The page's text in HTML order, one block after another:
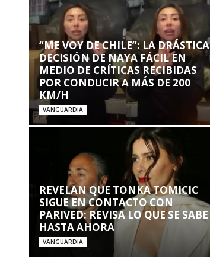
“ME VOY DE CHILE”: LA DRÁSTICA
DECISIÓN DE NAYA FÁCIL EN
MEDIO DE CRÍTICAS RECIBIDAS
POR CONDUCIR A MÁS DE 200
KM/H
VANGUARDIA
REVELAN QUE TONKA TOMICIC
SIGUE EN CONTACTO CON
PARIVED: REVISA LO QUE SE SABE
HASTA AHORA
VANGUARDIA